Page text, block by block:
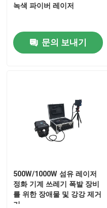
제품
비디오
녹색 파이버 레이저
문의 보내기
500W/1000W 섬유 레이저
정화 기계 쓰레기 폭발 장비
를 위한 장애물 및 강강 제거
기